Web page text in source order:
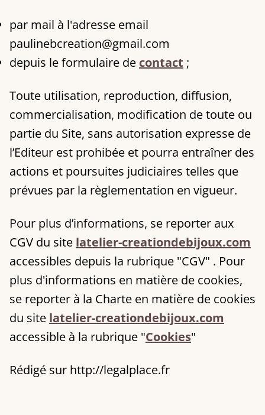
par mail à l'adresse email
paulinebcreation@gmail.com
depuis le formulaire de contact ;
Toute utilisation, reproduction, diffusion,
commercialisation, modification de toute ou
partie du Site, sans autorisation expresse de
l’Editeur est prohibée et pourra entraîner des
actions et poursuites judiciaires telles que
prévues par la règlementation en vigueur.
Pour plus d’informations, se reporter aux
CGV du site latelier-creationdebijoux.com
accessibles depuis la rubrique "CGV" . Pour
plus d'informations en matière de cookies,
se reporter à la Charte en matière de cookies
du site latelier-creationdebijoux.com
accessible à la rubrique "Cookies"
Rédigé sur http://legalplace.fr